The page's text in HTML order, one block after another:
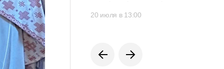
Сергия Радонежского
20 июля в 13:00